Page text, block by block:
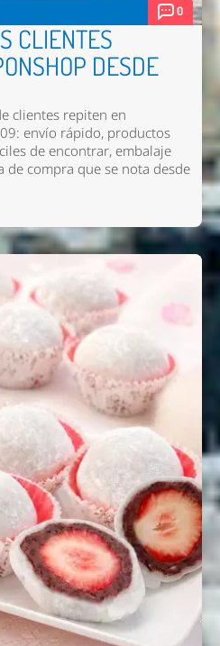
0
CLIENTES
DESDE
clientes repiten en
envío rápido, productos
de encontrar, embalaje
de compra que se nota desde